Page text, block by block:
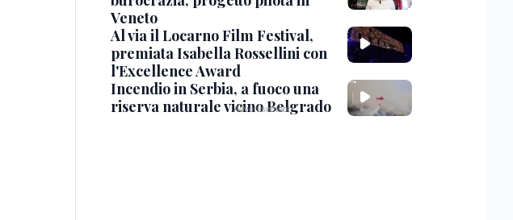
Veneto
Al via il Locarno Film Festival,
premiata Isabella Rossellini con
l'Excellence Award
Incendio in Serbia, a fuoco una
riserva naturale vicino Belgrado